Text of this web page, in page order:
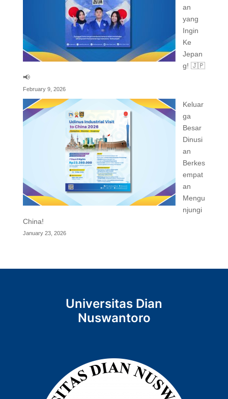
an
yang
Ingin
Ke
Jepan
g! 🇯🇵
📢
February 9, 2026
Keluar
ga
Besar
Dinusi
an
Berkes
empat
an
Mengu
njungi
China!
January 23, 2026
Universitas Dian
Nuswantoro